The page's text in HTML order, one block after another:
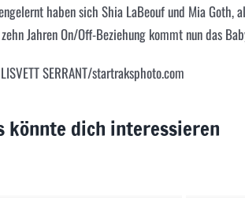
haben sich Shia LaBeouf und Mia
Jahren On/Off-Beziehung kommt nun das
SERRANT/startraksphoto.com
könnte dich interessieren